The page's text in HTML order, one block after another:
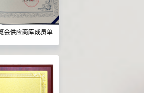
会供应商库成员单